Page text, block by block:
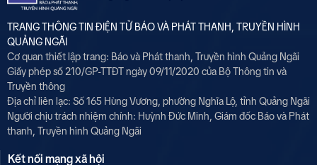
TRANG THÔNG TIN ĐIỆN TỬ BÁO VÀ PHÁT THANH, TRUYỀN HÌNH
QUẢNG NGÃI
Cơ quan thiết lập trang: Báo và Phát thanh, Truyền hình Quảng Ngãi
Giấy phép số 210/GP-TTĐT ngày 09/11/2020 của Bộ Thông tin và
Truyền thông
Địa chỉ liên lạc: Số 165 Hùng Vương, phường Nghĩa Lộ, tỉnh Quảng Ngãi
Người chịu trách nhiệm chính: Huỳnh Đức Minh, Giám đốc Báo và Phát
thanh, Truyền hình Quảng Ngãi
Kết nối mạng xã hội